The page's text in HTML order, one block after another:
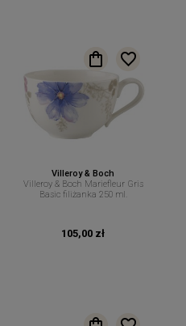
Villeroy & Boch
Villeroy & Boch Mariefleur Gris
Basic filiżanka 250 ml.
105,00 zł